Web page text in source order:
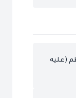
(عليه